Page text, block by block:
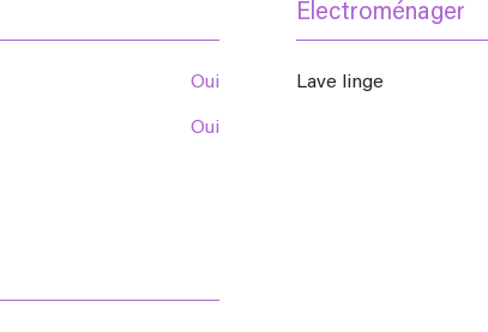
oui
oui
Electroménager
Lave linge